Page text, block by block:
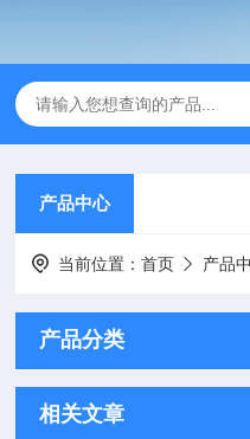
产品中心
当前位置：首页 产品
产品分类
相关文章